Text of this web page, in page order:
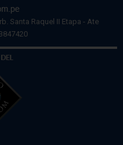
Santa Raquel II Etapa - Ate